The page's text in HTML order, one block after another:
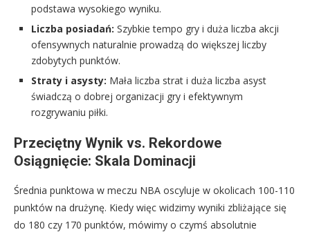
podstawa wysokiego wyniku.
Liczba posiadań: Szybkie tempo gry i duża liczba akcji
ofensywnych naturalnie prowadzą do większej liczby
zdobytych punktów.
Straty i asysty: Mała liczba strat i duża liczba asyst
świadczą o dobrej organizacji gry i efektywnym
rozgrywaniu piłki.
Przeciętny Wynik vs. Rekordowe
Osiągnięcie: Skala Dominacji
Średnia punktowa w meczu NBA oscyluje w okolicach 100-110
punktów na drużynę. Kiedy więc widzimy wyniki zbliżające się
do 180 czy 170 punktów, mówimy o czymś absolutnie